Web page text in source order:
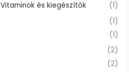
Vitaminok és kiegészítők
(1)
(1)
(1)
(2)
(2)